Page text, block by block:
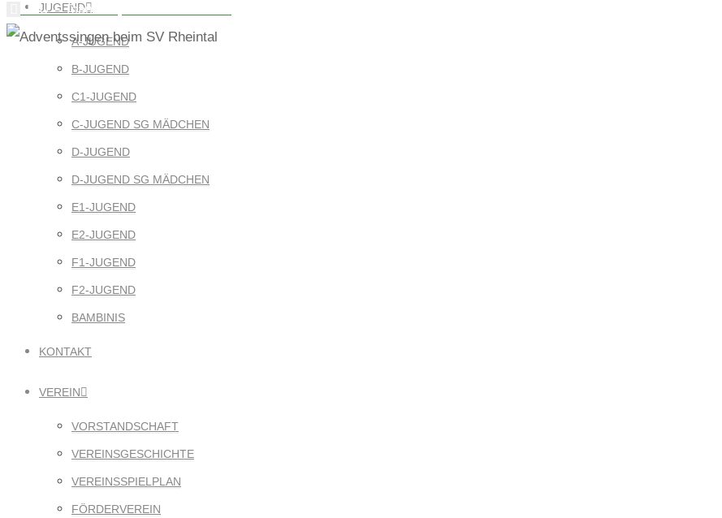
JUGEND
A-JUGEND
B-JUGEND
C1-JUGEND
C-JUGEND SG MÄDCHEN
D-JUGEND
D-JUGEND SG MÄDCHEN
E1-JUGEND
E2-JUGEND
F1-JUGEND
F2-JUGEND
BAMBINIS
KONTAKT
VEREIN
VORSTANDSCHAFT
VEREINSGESCHICHTE
VEREINSSPIELPLAN
FÖRDERVEREIN
NEU – Teamshop vom SV Rheintal